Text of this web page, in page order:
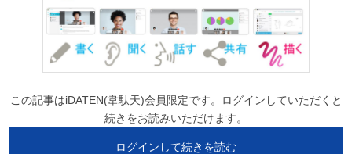
この記事はiDATEN(韋駄天)会員限定です。ログインしていただくと
続きをお読みいただけます。
ログインして続きを読む